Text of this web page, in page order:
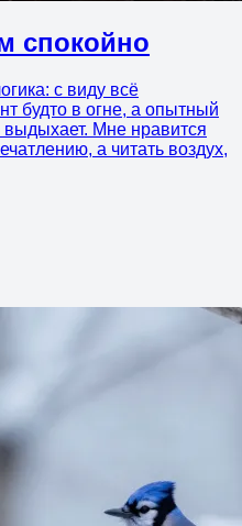
спокойно
с виду всё
будто в огне, а опытный
выдыхает. Мне нравится
а читать воздух,